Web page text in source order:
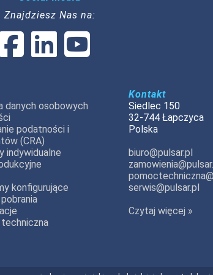
Znajdziesz Nas na:
danych osobowych
podatności i
(CRA)
indywidualne
konfigurujące
Kontakt
Siedlec 150
32-744 Łapczyca
Polska
biuro@pulsar.pl
serwis@pulsar.pl
Czytaj więcej »